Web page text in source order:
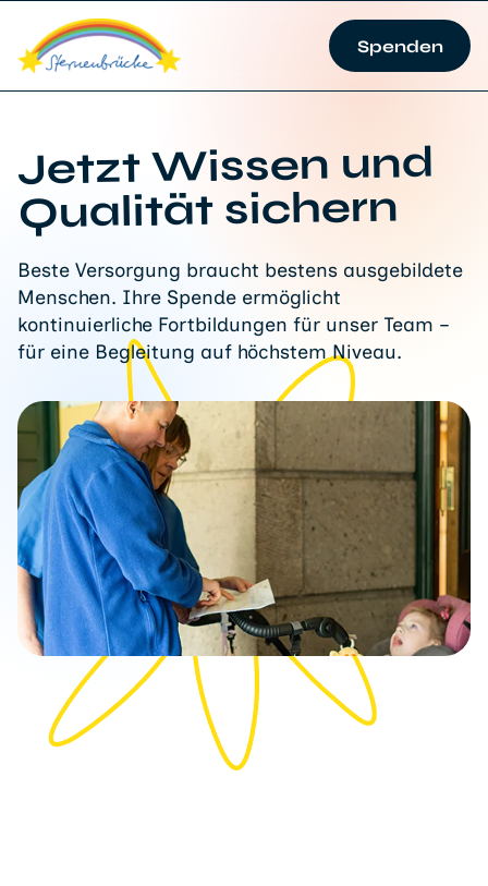
Spenden
Jetzt Wissen und
Qualität sichern
Beste Versorgung braucht bestens ausgebildete
Menschen. Ihre Spende ermöglicht
kontinuierliche Fortbildungen für unser Team –
für eine Begleitung auf höchstem Niveau.